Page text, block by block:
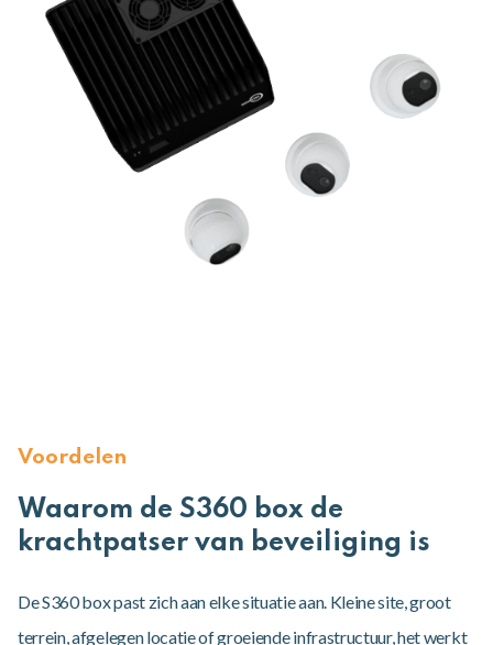
Voordelen
Waarom de S360 box de
krachtpatser van beveiliging is
De S360 box past zich aan elke situatie aan. Kleine site, groot
terrein, afgelegen locatie of groeiende infrastructuur, het werkt